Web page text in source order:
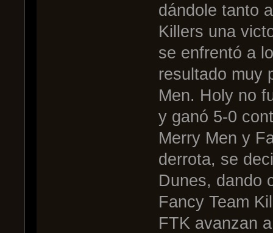
dándole tanto
Killers una
se enfrentó a
resultado muy
Men. Holy no
y ganó 5-0
Merry Men y
derrota, se
Dunes, dando
Fancy Team
FTK avanzan